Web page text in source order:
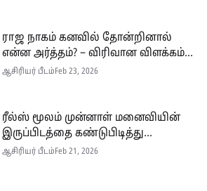
ராஜ நாகம் கனவில் தோன்றினால்
என்ன அர்த்தம்? – விரிவான விளக்கம்...
ஆசிரியர் பீடம்Feb 23, 2026
ரீல்ஸ் மூலம் முன்னாள் மனைவியின்
இருப்பிடத்தை கண்டுபிடித்து...
ஆசிரியர் பீடம்Feb 21, 2026